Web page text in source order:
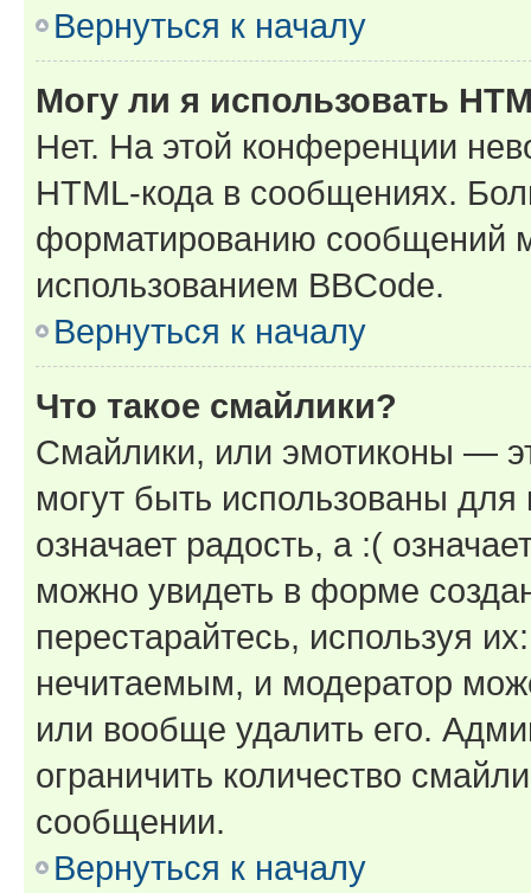
Вернуться к началу
Могу ли я использовать
Нет. На этой конференции
HTML-кода в сообщениях.
форматированию сообщений
использованием BBCode.
Вернуться к началу
Что такое смайлики?
Смайлики, или эмотиконы —
могут быть использованы
означает радость, а :(
можно увидеть в форме
перестарайтесь, используя
нечитаемым, и модератор
или вообще удалить его.
ограничить количество
сообщении.
Вернуться к началу